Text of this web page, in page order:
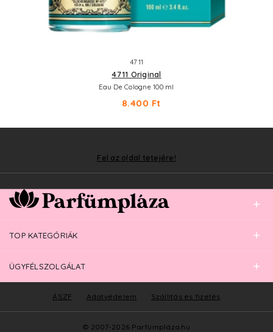
4711
4711 Original
Eau De Cologne 100 ml
8.400 Ft
Fel az oldal tetejére!
TOP KATEGÓRIÁK
ÜGYFÉLSZOLGÁLAT
© 2007-2026 Parfümpláza.hu
ÁSZF Adatvédelem Szállítás és fizetés